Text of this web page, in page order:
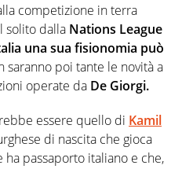
competizione in terra
solito dalla Nations League
una sua fisionomia può
saranno poi tante le novità a
operate da De Giorgi.
essere quello di Kamil
di nascita che gioca
ha passaporto italiano e che,